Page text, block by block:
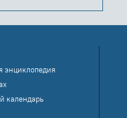
энциклопедия
календарь